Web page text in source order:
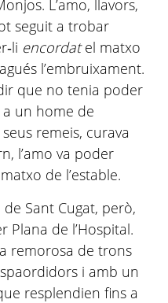
L’amo, llavors,
seguit a trobar
encordatel matxo
l’embruixament.
que no tenia poder
un home de
remeis, curava
l’amo va poder
de l’estable.
Sant Cugat, però,
Plana de l’Hospital.
remorosa de trons
i amb un
resplendien fins a